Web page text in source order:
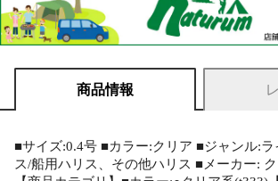
商品情報
■サイズ:0.4号 ■カラー:クリア ■ジャンル:ラ
ス/船用ハリス、その他ハリス ■メーカー: